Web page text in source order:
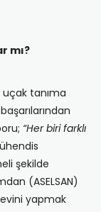
mı?
uçak tanıma
“Her biri farklı
şekilde
(ASELSAN)
yapmak